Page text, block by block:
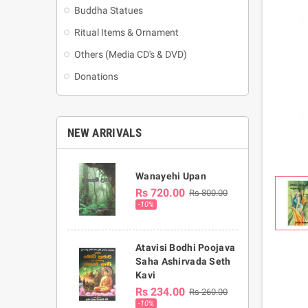
Buddha Statues
Ritual Items & Ornament
Others (Media CD's & DVD)
Donations
NEW ARRIVALS
Wanayehi Upan
Rs 720.00 Rs 800.00
-10%
Atavisi Bodhi Poojava
Saha Ashirvada Seth
Kavi
Rs 234.00 Rs 260.00
-10%